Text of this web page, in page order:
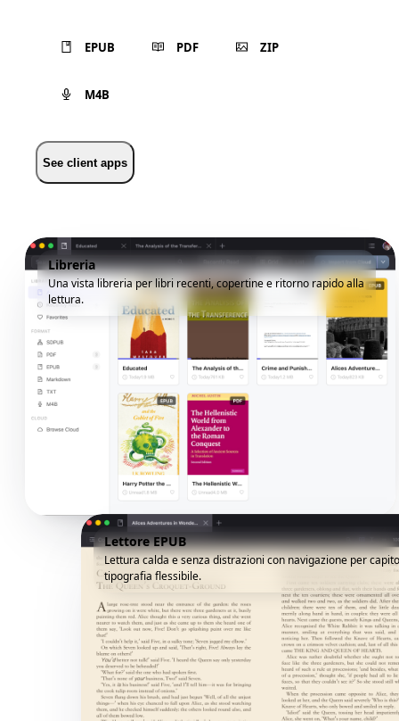
EPUB PDF ZIP
M4B
See client apps
Libreria
Una vista libreria per libri recenti, copertine e ritorno rapido alla
lettura.
Lettore EPUB
Lettura calda e senza distrazioni con navigazione per
tipografia flessibile.